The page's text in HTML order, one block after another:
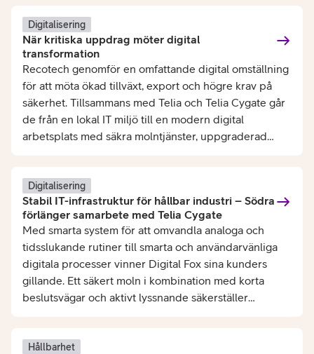
Digitalisering
När kritiska uppdrag möter digital
transformation
Recotech genomför en omfattande digital omställning
för att möta ökad tillväxt, export och högre krav på
säkerhet. Tillsammans med Telia och Telia Cygate går
de från en lokal IT miljö till en modern digital
arbetsplats med säkra molntjänster, uppgraderad
Digitalisering
Stabil IT-infrastruktur för hållbar industri – Södra
förlänger samarbete med Telia Cygate
Med smarta system för att omvandla analoga och
tidsslukande rutiner till smarta och användarvänliga
digitala processer vinner Digital Fox sina kunders
gillande. Ett säkert moln i kombination med korta
beslutsvägar och aktivt lyssnande säkerställer
Hållbarhet